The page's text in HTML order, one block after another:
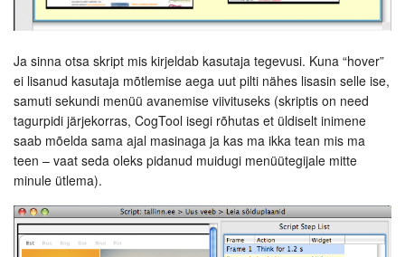
Ja sinna otsa skript mis kirjeldab kasutaja tegevusi. Kuna “hover”
ei lisanud kasutaja mõtlemise aega uut pilti nähes lisasin selle ise,
samuti sekundi menüü avanemise viivituseks (skriptis on need
tagurpidi järjekorras, CogTool isegi rõhutas et üldiselt inimene
saab mõelda sama ajal masinaga ja kas ma ikka tean mis ma
teen – vaat seda oleks pidanud muidugi menüütegijale mitte
minule ütlema).